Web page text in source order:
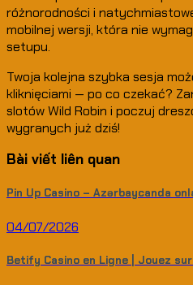
różnorodności i
mobilnej wersji, która nie
setupu.
Twoja kolejna szybka sesja
kliknięciami — po co czekać?
slotów Wild Robin i poczuj
wygranych już dziś!
Bài viết liên quan
Pin Up Casino – Azərbaycanda
04/07/2026
Betify Casino en Ligne | Jouez